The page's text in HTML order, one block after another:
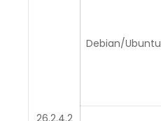
26.2.4.2
Debian/Ubuntu